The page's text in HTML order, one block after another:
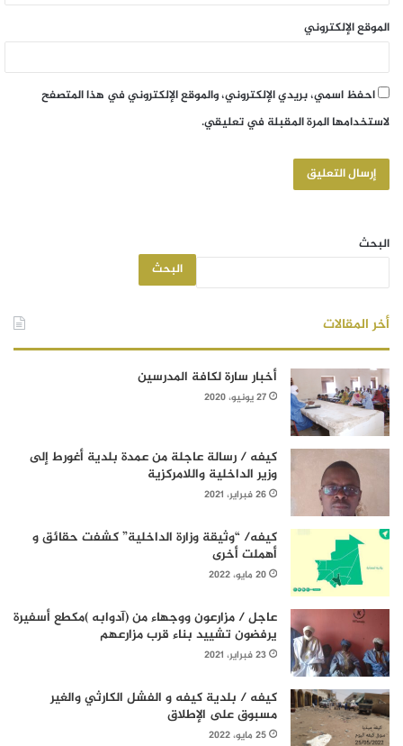
الموقع الإلكتروني
احفظ اسمي، بريدي الإلكتروني، والموقع الإلكتروني في هذا المتصفح
لاستخدامها المرة المقبلة في تعليقي.
البحث
البحث
أخر المقالات
أخبار سارة لكافة المدرسين
27 يونيو، 2020
كيفه / رسالة عاجلة من عمدة بلدية أغورط إلى
وزير الداخلية واللامركزية
26 فبراير، 2021
كيفه/ “وثيقة وزارة الداخلية” كشفت حقائق و
أهملت أخرى
20 مايو، 2022
عاجل / مزارعون ووجهاء من (آدوابه )مكطع أسفيرة
يرفضون تشييد بناء قرب مزارعهم
23 فبراير، 2021
كيفه / بلدية كيفه و الفشل الكارثي والغير
مسبوق على الإطلاق
25 مايو، 2022